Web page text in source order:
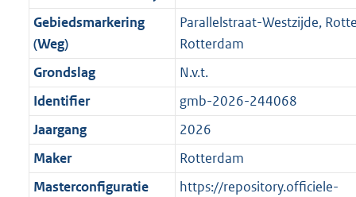
r
m
a
a
o
r
m
a
t
f
o
r
m
a
t
n
f
o
r
m
a
a
t
b
t
t
e
:
2
K
b
o
t
t
e
:
K
b
Gebiedsmarkering
(Weg)
Parallelstraat-Westzijde,
Rotterdam
Grondslag
N.v.t.
Identifier
gmb-2026-244068
Jaargang
2026
Maker
Rotterdam
Masterconfiguratie
https://repository.officiele-